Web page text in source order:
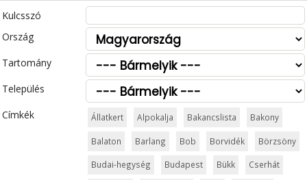
Kulcsszó
Ország
Tartomány
Település
Címkék
Állatkert Alpokalja Bakancslista Bakony
Balaton Barlang Bob Borvidék Börzsöny
Budai-hegység Budapest Bükk Cserhát